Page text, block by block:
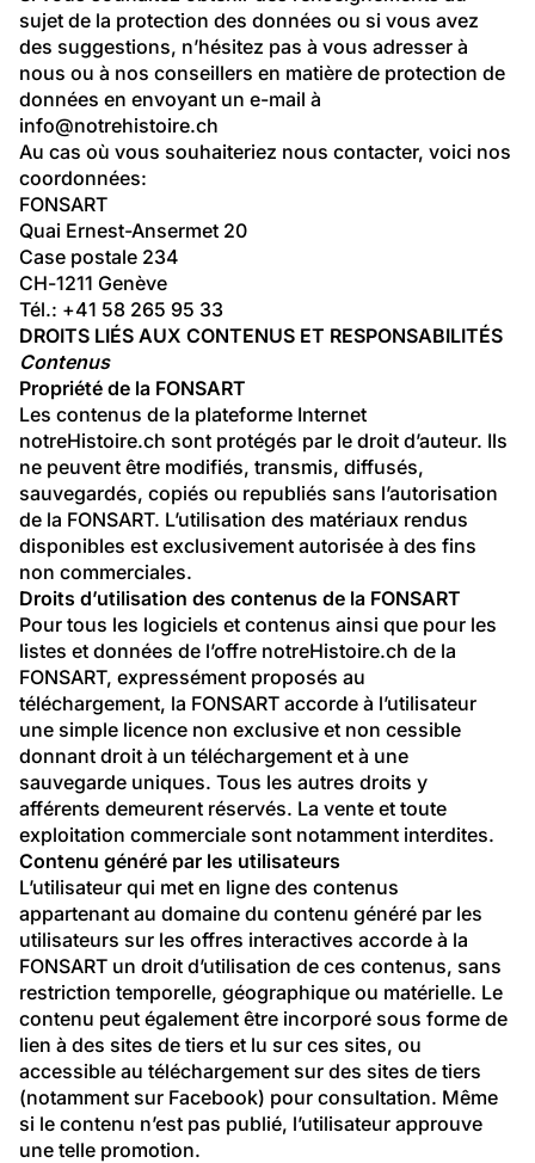
sujet de la protection des données ou si vous avez
des suggestions, n’hésitez pas à vous adresser à
nous ou à nos conseillers en matière de protection de
données en envoyant un e-mail à
info@notrehistoire.ch
Au cas où vous souhaiteriez nous contacter, voici nos
coordonnées:
FONSART
Quai Ernest-Ansermet 20
Case postale 234
CH-1211 Genève
Tél.: +41 58 265 95 33
DROITS LIÉS AUX CONTENUS ET RESPONSABILITÉS
Contenus
Propriété de la FONSART
Les contenus de la plateforme Internet
notreHistoire.ch sont protégés par le droit d’auteur. Ils
ne peuvent être modifiés, transmis, diffusés,
sauvegardés, copiés ou republiés sans l’autorisation
de la FONSART. L’utilisation des matériaux rendus
disponibles est exclusivement autorisée à des fins
non commerciales.
Droits d’utilisation des contenus de la FONSART
Pour tous les logiciels et contenus ainsi que pour les
listes et données de l’offre notreHistoire.ch de la
FONSART, expressément proposés au
téléchargement, la FONSART accorde à l’utilisateur
une simple licence non exclusive et non cessible
donnant droit à un téléchargement et à une
sauvegarde uniques. Tous les autres droits y
afférents demeurent réservés. La vente et toute
exploitation commerciale sont notamment interdites.
Contenu généré par les utilisateurs
L’utilisateur qui met en ligne des contenus
appartenant au domaine du contenu généré par les
utilisateurs sur les offres interactives accorde à la
FONSART un droit d’utilisation de ces contenus, sans
restriction temporelle, géographique ou matérielle. Le
contenu peut également être incorporé sous forme de
lien à des sites de tiers et lu sur ces sites, ou
accessible au téléchargement sur des sites de tiers
(notamment sur Facebook) pour consultation. Même
si le contenu n’est pas publié, l’utilisateur approuve
une telle promotion.